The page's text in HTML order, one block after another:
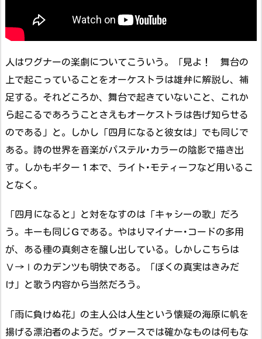
人はワグナーの楽劇についてこういう。「見よ！ 舞台の
上で起こっていることをオーケストラは雄弁に解説し、補
足する。それどころか、舞台で起きていないこと、これか
ら起こるであろうことさえもオーケストラは告げ知らせる
のである」と。しかし「四月になると彼女は」でも同じで
ある。詩の世界を音楽がパステル･カラーの陰影で描き出
す。しかもギター１本で、ライト･モティーフなど用いるこ
となく。
「四月になると」と対をなすのは「キャシーの歌」だろ
う。キーも同じＧである。やはりマイナー･コードの多用
が、ある種の真剣さを醸し出している。しかしこちらは
Ⅴ→Ⅰのカデンツも明快である。「ぼくの真実はきみだ
け」と歌う内容から当然だろう。
「雨に負けぬ花」の主人公は人生という懐疑の海原に帆を
揚げる漂泊者のようだ。ヴァースでは確かなものは何もな